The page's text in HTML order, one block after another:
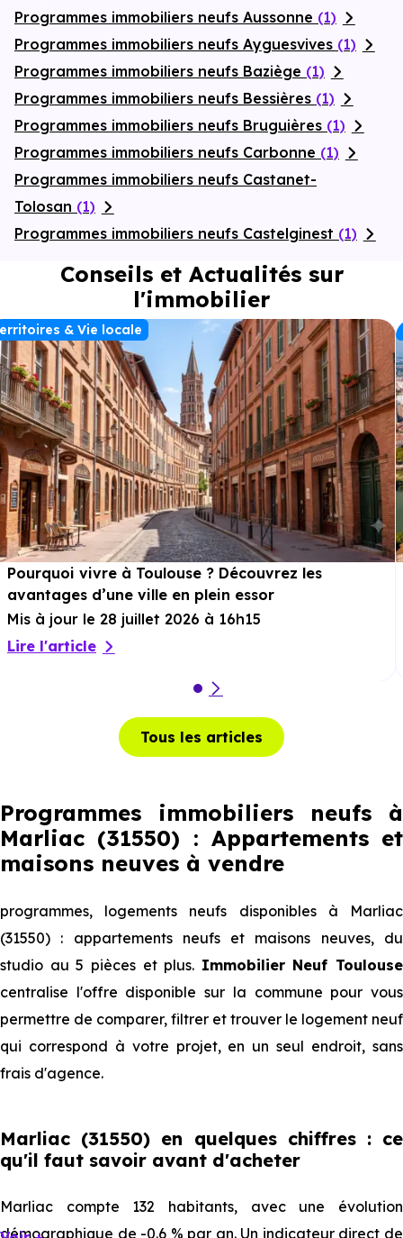
Programmes immobiliers neufs Aussonne (1)
Programmes immobiliers neufs Ayguesvives (1)
Programmes immobiliers neufs Baziège (1)
Programmes immobiliers neufs Bessières (1)
Programmes immobiliers neufs Bruguières (1)
Programmes immobiliers neufs Carbonne (1)
Programmes immobiliers neufs Castanet-
Tolosan (1)
Programmes immobiliers neufs Castelginest (1)
Conseils et Actualités sur
l'immobilier
& Vie locale
Pourquoi vivre à Toulouse ? Découvrez les
avantages d’une ville en plein essor
Mis à jour le 28 juillet 2026 à 16h15
Lire l'article
Tous les articles
Programmes immobiliers neufs à
Marliac (31550) : Appartements et
maisons neuves à vendre
programmes, logements neufs disponibles à Marliac
(31550) : appartements neufs et maisons neuves, du
studio au 5 pièces et plus. Immobilier Neuf Toulouse
centralise l'offre disponible sur la commune pour vous
permettre de comparer, filtrer et trouver le logement neuf
qui correspond à votre projet, en un seul endroit, sans
frais d'agence.
Marliac (31550) en quelques chiffres : ce
qu'il faut savoir avant d'acheter
Marliac compte 132 habitants, avec une évolution
démographique de -0.6 % par an. Un indicateur direct de